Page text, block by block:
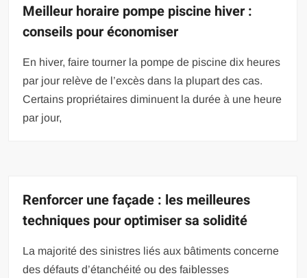
Meilleur horaire pompe piscine hiver :
conseils pour économiser
En hiver, faire tourner la pompe de piscine dix heures
par jour relève de l’excès dans la plupart des cas.
Certains propriétaires diminuent la durée à une heure
par jour,
Renforcer une façade : les meilleures
techniques pour optimiser sa solidité
La majorité des sinistres liés aux bâtiments concerne
des défauts d’étanchéité ou des faiblesses